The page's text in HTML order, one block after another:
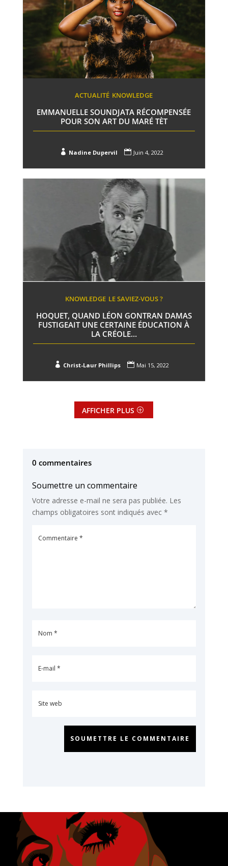
ACTUALITÉ KNOWLEDGE
EMMANUELLE SOUNDJATA RÉCOMPENSÉE
POUR SON ART DU MARÉ TÈT
 Nadine Dupervil  Juin 4, 2022
KNOWLEDGE LE SAVIEZ-VOUS ?
HOQUET, QUAND LÉON GONTRAN DAMAS
FUSTIGEAIT UNE CERTAINE ÉDUCATION À
LA CRÉOLE…
 Christ-Laur Phillips  Mai 15, 2022
AFFICHER PLUS
0 commentaires
Soumettre un commentaire
Votre adresse e-mail ne sera pas publiée. Les
champs obligatoires sont indiqués avec *
SOUMETTRE LE COMMENTAIRE